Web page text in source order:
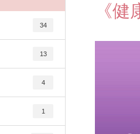
《
34
13
4
1